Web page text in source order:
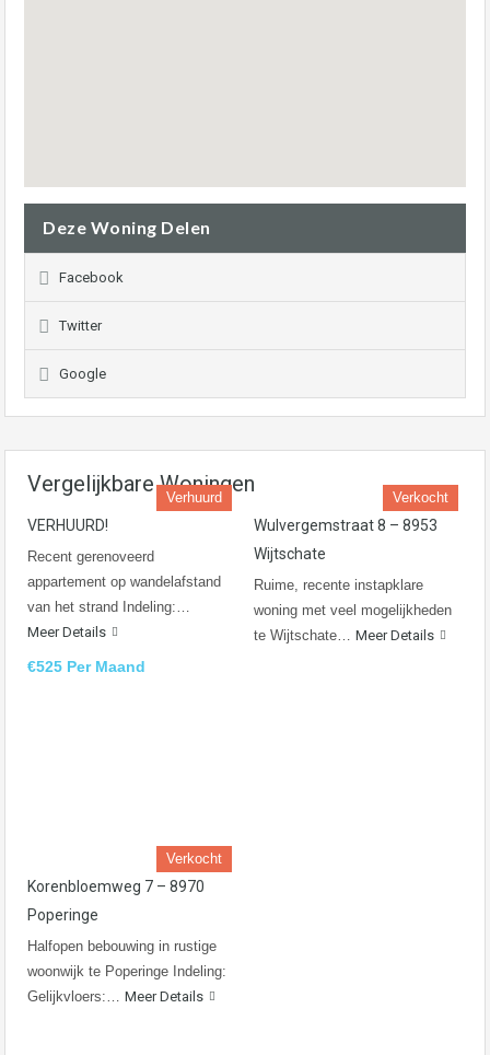
Deze Woning Delen
Facebook
Twitter
Google
Vergelijkbare Woningen
Verhuurd
VERHUURD!
Recent gerenoveerd
appartement op wandelafstand
van het strand Indeling:…
Meer Details
€525 Per Maand
Verkocht
Wulvergemstraat 8 – 8953
Wijtschate
Ruime, recente instapklare
woning met veel mogelijkheden
te Wijtschate… Meer Details
Verkocht
Korenbloemweg 7 – 8970
Poperinge
Halfopen bebouwing in rustige
woonwijk te Poperinge Indeling:
Gelijkvloers:… Meer Details